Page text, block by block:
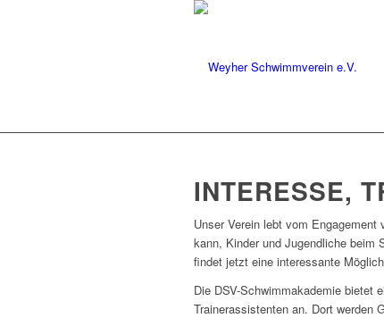
INTERESSE,
Unser Verein lebt vom
kann, Kinder und Jugendliche beim
findet jetzt eine interessante
Die DSV-Schwimmakademie bietet
Trainerassistenten an. Dort werden